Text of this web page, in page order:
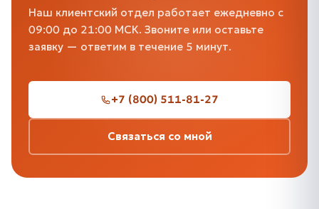
Наш клиентский отдел работает ежедневно с
09:00 до 21:00 МСК. Звоните или оставьте
заявку — ответим в течение 5 минут.
+7 (800) 511-81-27
Связаться со мной